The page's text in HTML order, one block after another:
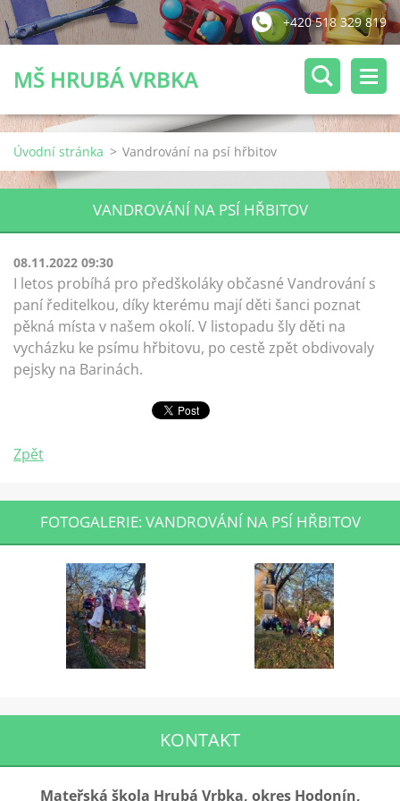
+420 518 329 819
MŠ HRUBÁ VRBKA
Úvodní stránka > Vandrování na psí hřbitov
VANDROVÁNÍ NA PSÍ HŘBITOV
08.11.2022 09:30
I letos probíhá pro předškoláky občasné Vandrování s
paní ředitelkou, díky kterému mají děti šanci poznat
pěkná místa v našem okolí. V listopadu šly děti na
vycházku ke psímu hřbitovu, po cestě zpět obdivovaly
pejsky na Barinách.
Zpět
FOTOGALERIE: VANDROVÁNÍ NA PSÍ HŘBITOV
KONTAKT
Mateřská škola Hrubá Vrbka, okres Hodonín,